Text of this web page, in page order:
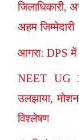
जिलाधिकारी,
अहम जिम्मेदारी
आगरा: DPS में
NEET UG
उलझाया,
विश्लेषण